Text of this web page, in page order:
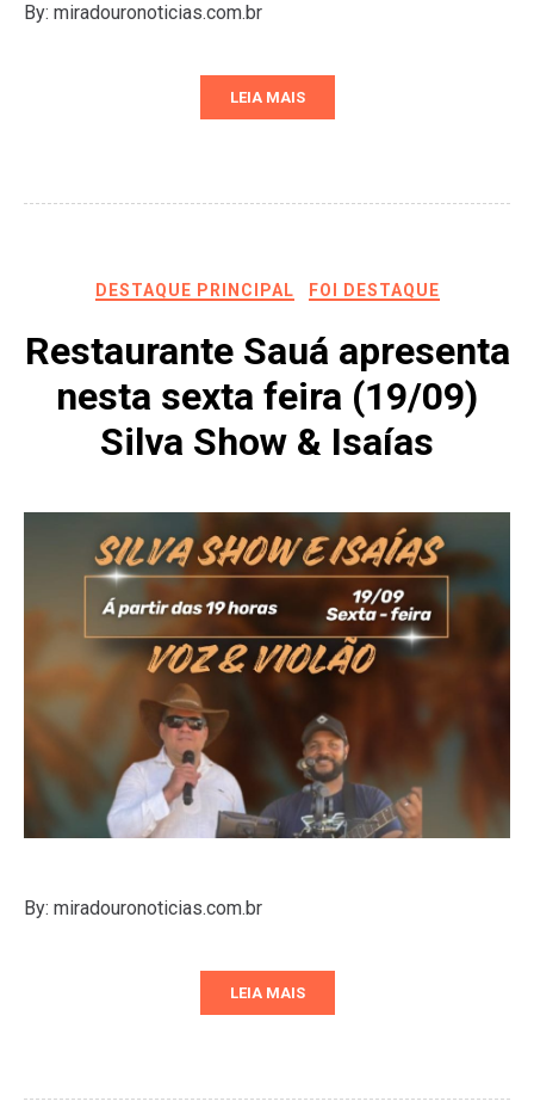
By: miradouronoticias.com.br
LEIA MAIS
DESTAQUE PRINCIPAL FOI DESTAQUE
Restaurante Sauá apresenta
nesta sexta feira (19/09)
Silva Show & Isaías
By: miradouronoticias.com.br
LEIA MAIS